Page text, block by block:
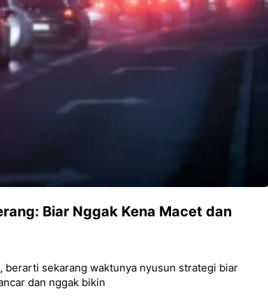
Biar Nggak Kena Macet dan
berarti sekarang waktunya nyusun strategi biar
dan nggak bikin
Kakkoii
Pesta All
Mulai Rp
Dari Iseng Jadi Cuan: Kisah